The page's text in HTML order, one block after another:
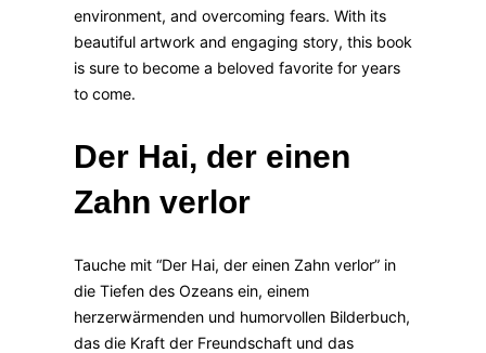
environment, and overcoming fears. With its
beautiful artwork and engaging story, this book
is sure to become a beloved favorite for years
to come.
Der Hai, der einen
Zahn verlor
Tauche mit “Der Hai, der einen Zahn verlor” in
die Tiefen des Ozeans ein, einem
herzerwärmenden und humorvollen Bilderbuch,
das die Kraft der Freundschaft und das